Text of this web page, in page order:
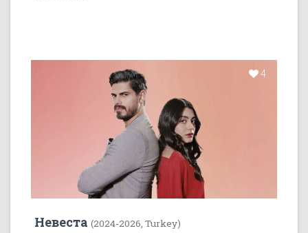
4
Невеста (2024-2026, Turkey)